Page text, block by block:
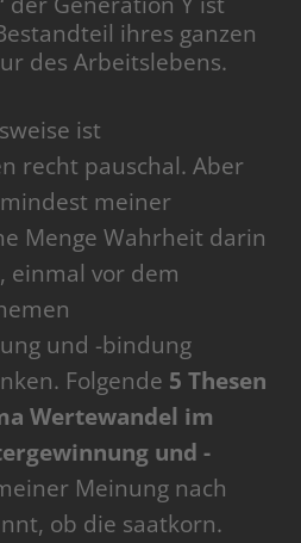
ihres ganzen
des Arbeitslebens.
ist
recht pauschal. Aber
meiner
Menge Wahrheit darin
einmal vor dem
und -bindung
Folgende 5 Thesen
Wertewandel im
und -
Meinung nach
ob die saatkorn.